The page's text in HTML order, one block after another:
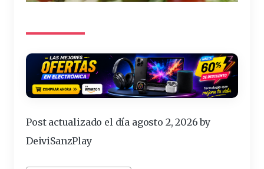
Post actualizado el día agosto 2, 2026 by
DeiviSanzPlay